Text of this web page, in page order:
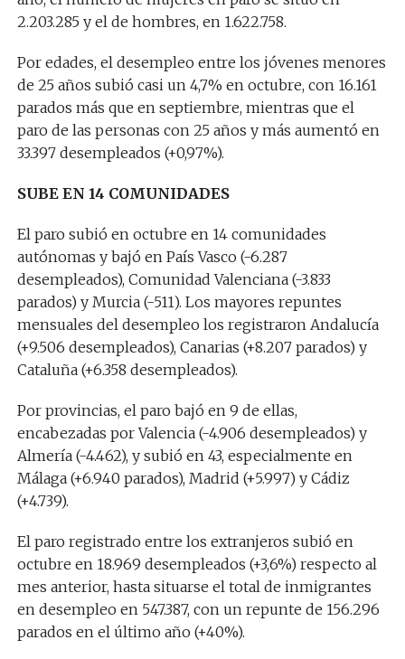
2.203.285 y el de hombres, en 1.622.758.
Por edades, el desempleo entre los jóvenes menores
de 25 años subió casi un 4,7% en octubre, con 16.161
parados más que en septiembre, mientras que el
paro de las personas con 25 años y más aumentó en
33.397 desempleados (+0,97%).
SUBE EN 14 COMUNIDADES
El paro subió en octubre en 14 comunidades
autónomas y bajó en País Vasco (-6.287
desempleados), Comunidad Valenciana (-3.833
parados) y Murcia (-511). Los mayores repuntes
mensuales del desempleo los registraron Andalucía
(+9.506 desempleados), Canarias (+8.207 parados) y
Cataluña (+6.358 desempleados).
Por provincias, el paro bajó en 9 de ellas,
encabezadas por Valencia (-4.906 desempleados) y
Almería (-4.462), y subió en 43, especialmente en
Málaga (+6.940 parados), Madrid (+5.997) y Cádiz
(+4.739).
El paro registrado entre los extranjeros subió en
octubre en 18.969 desempleados (+3,6%) respecto al
mes anterior, hasta situarse el total de inmigrantes
en desempleo en 547.387, con un repunte de 156.296
parados en el último año (+40%).